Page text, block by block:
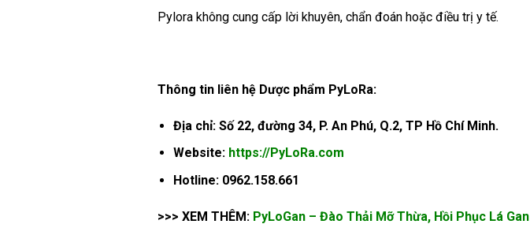
Pylora không cung cấp lời khuyên, chẩn đoán hoặc điều trị y tế.
Thông tin liên hệ Dược phẩm PyLoRa:
Địa chỉ: Số 22, đường 34, P. An Phú, Q.2, TP Hồ Chí Minh.
Website: https://PyLoRa.com
Hotline: 0962.158.661
>>> XEM THÊM: PyLoGan – Đào Thải Mỡ Thừa, Hồi Phục Lá Gan